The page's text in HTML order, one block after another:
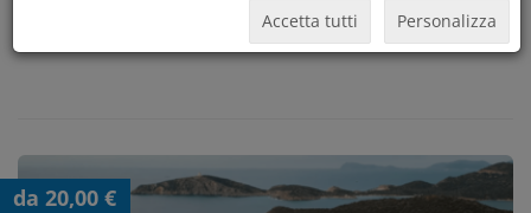
da 20,00 €
Accetta tutti Personalizza